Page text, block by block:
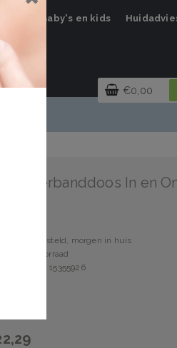
Baby's en kids
€0,00
Verbanddoos In en
15:00 besteld, morgen in huis
stuks op voorraad
15355926